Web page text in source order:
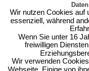
Graf-
54439
Tel: 06581 /
Wir nutzen Cookies auf
essenziell, während
Wenn Sie unter 16
freiwilligen
Wir verwenden
Webseite. Einige von